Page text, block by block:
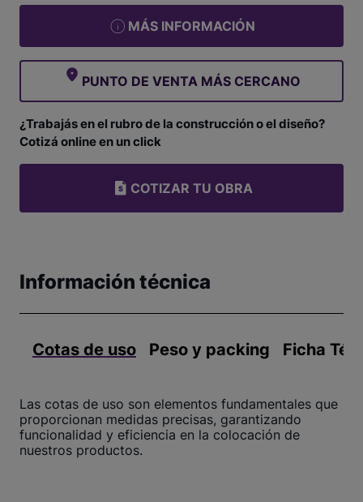
MÁS INFORMACIÓN
PUNTO DE VENTA MÁS CERCANO
¿Trabajás en el rubro de la construcción o el diseño?
Cotizá online en un click
COTIZAR TU OBRA
Información técnica
Cotas de uso Peso y packing Ficha
Las cotas de uso son elementos fundamentales que
proporcionan medidas precisas, garantizando
funcionalidad y eficiencia en la colocación de
nuestros productos.